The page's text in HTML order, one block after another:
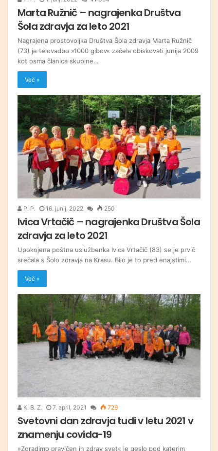
Marta Ružnič – nagrajenka Društva
Šola zdravja za leto 2021
Nagrajena prostovoljka Društva Šola zdravja Marta Ružnič
(73) je telovadbo »1000 gibov« začela obiskovati junija 2009
kot osma članica skupine…
Več »
P. P. 16. junij, 2022 250
Ivica Vrtačič – nagrajenka Društva Šola
zdravja za leto 2021
Upokojena poštna uslužbenka Ivica Vrtačič (83) se je prvič
srečala s Šolo zdravja na Krasu. Bilo je to pred enajstimi…
Več »
K. B. Z. 7. april, 2021 729
Svetovni dan zdravja tudi v letu 2021 v
znamenju covida-19
»Zgradimo pravičen in zdrav svet« je geslo pod katerim